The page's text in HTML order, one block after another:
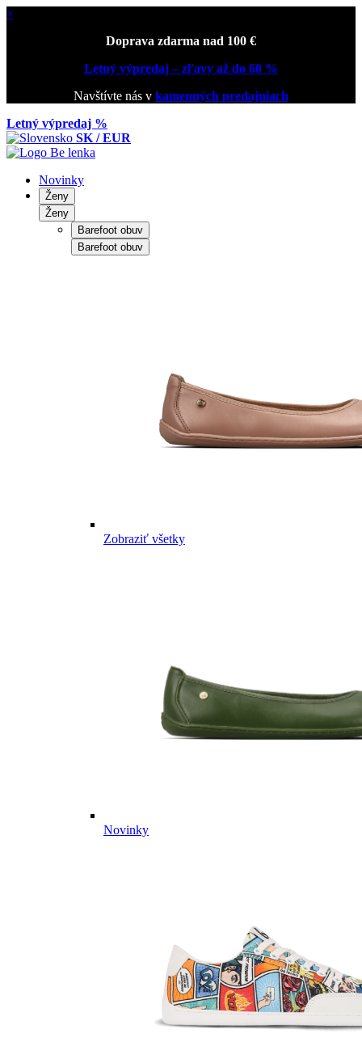
×
Doprava zdarma nad 100 €
Letný výpredaj – zľavy až do 60 %
Navštívte nás v kamenných predajniach
Letný výpredaj %
SK / EUR
Novinky
Ženy
Ženy
Barefoot obuv
Barefoot obuv
Zobraziť všetky
Novinky